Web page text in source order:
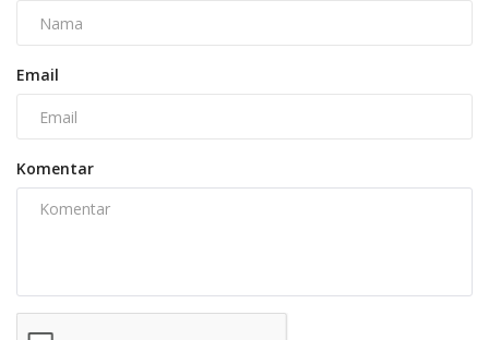
Email
Komentar